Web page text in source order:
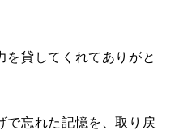
を貸してくれてありがと
で忘れた記憶を、取り戻